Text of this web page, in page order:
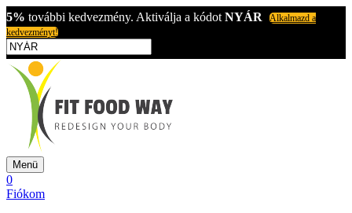
5% további kedvezmény. Aktiválja a kódot NYÁR
Alkalmazd a
kedvezményt!
Menü
0
Fiókom